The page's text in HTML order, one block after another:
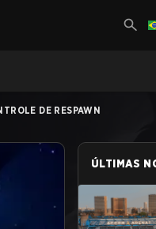
DE RESPAWN
ÚLTIMAS